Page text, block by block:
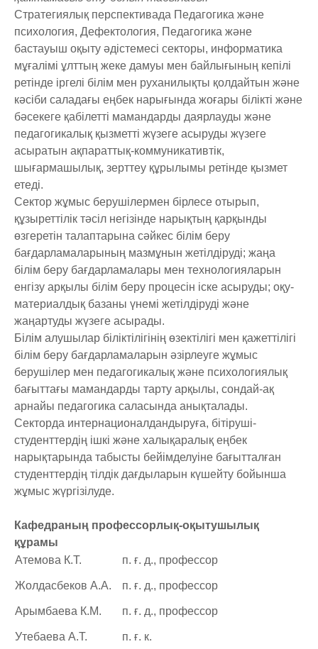
Стратегиялық перспективада Педагогика және
психология, Дефектология, Педагогика және
бастауыш оқыту әдістемесі секторы, информатика
мұғалімі ұлттың жеке дамуы мен байлығының кепілі
ретінде іргелі білім мен руханилықты қолдайтын және
кәсіби саладағы еңбек нарығында жоғары білікті және
бәсекеге қабілетті мамандарды даярлауды және
педагогикалық қызметті жүзеге асыруды жүзеге
асыратын ақпараттық-коммуникативтік,
шығармашылық, зерттеу құрылымы ретінде қызмет
етеді.
Сектор жұмыс берушілермен бірлесе отырып,
құзыреттілік тәсіл негізінде нарықтың қарқынды
өзгеретін талаптарына сәйкес білім беру
бағдарламаларының мазмұнын жетілдіруді; жаңа
білім беру бағдарламалары мен технологияларын
енгізу арқылы білім беру процесін іске асыруды; оқу-
материалдық базаны үнемі жетілдіруді және
жаңартуды жүзеге асырады.
Білім алушылар біліктілігінің өзектілігі мен қажеттілігі
білім беру бағдарламаларын әзірлеуге жұмыс
берушілер мен педагогикалық және психологиялық
бағыттағы мамандарды тарту арқылы, сондай-ақ
арнайы педагогика саласында анықталады.
Секторда интернационалдандыруға, бітіруші-
студенттердің ішкі және халықаралық еңбек
нарықтарында табысты бейімделуіне бағытталған
студенттердің тілдік дағдыларын күшейту бойынша
жұмыс жүргізілуде.
Кафедраның профессорлық-оқытушылық
құрамы
Атемова К.Т.
п. ғ. д., профессор
Жолдасбеков А.А. п. ғ. д., профессор
Арымбаева К.М. п. ғ. д., профессор
Утебаева А.Т. п. ғ. к.